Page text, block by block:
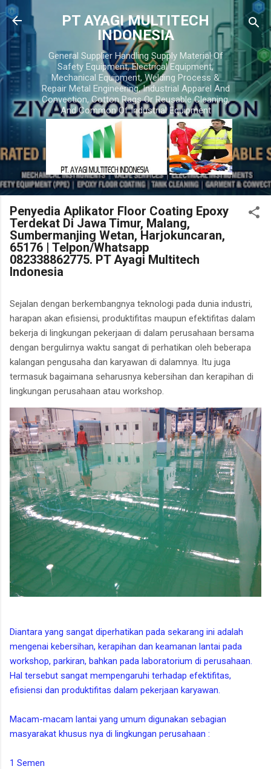
Skip to main content
PT AYAGI MULTITECH
INDONESIA
General Supplier Handling Supply Material Of
Safety Equipment, Electrical Equipment,
Mechanical Equipment, Welding Process &
Repair Metal Engineering, Industrial Apparel And
Convection, Cotton Rags Or Reusable Cleaning,
And Common Of Industrial Equipment
Penyedia Aplikator Floor Coating Epoxy
Terdekat Di Jawa Timur, Malang,
Sumbermanjing Wetan, Harjokuncaran,
65176 | Telpon/Whatsapp
082338862775. PT Ayagi Multitech
Indonesia
Sejalan dengan berkembangnya teknologi pada dunia industri,
harapan akan efisiensi, produktifitas maupun efektifitas dalam
bekerja di lingkungan pekerjaan di dalam perusahaan bersama
dengan bergulirnya waktu sangat di perhatikan oleh beberapa
kalangan pengusaha dan karyawan di dalamnya. Itu juga
termasuk bagaimana seharusnya kebersihan dan kerapihan di
lingkungan perusahaan atau workshop.
Diantara yang sangat diperhatikan pada sekarang ini adalah
mengenai kebersihan, kerapihan dan keamanan lantai pada
workshop, parkiran, bahkan pada laboratorium di perusahaan.
Hal tersebut sangat mempengaruhi terhadap efektifitas,
efisiensi dan produktifitas dalam pekerjaan karyawan.
Macam-macam lantai yang umum digunakan sebagian
masyarakat khusus nya di lingkungan perusahaan :
1 Semen